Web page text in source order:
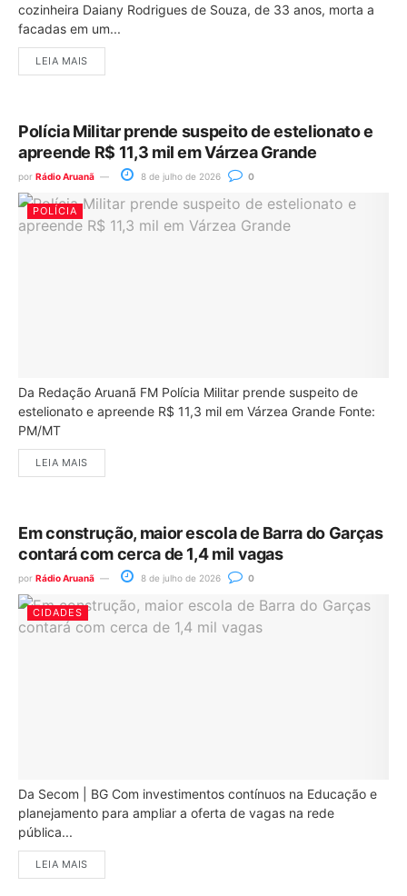
cozinheira Daiany Rodrigues de Souza, de 33 anos, morta a
facadas em um...
LEIA MAIS
Polícia Militar prende suspeito de estelionato e
apreende R$ 11,3 mil em Várzea Grande
por Rádio Aruanã 8 de julho de 2026 0
POLÍCIA
Da Redação Aruanã FM Polícia Militar prende suspeito de
estelionato e apreende R$ 11,3 mil em Várzea Grande Fonte:
PM/MT
LEIA MAIS
Em construção, maior escola de Barra do Garças
contará com cerca de 1,4 mil vagas
por Rádio Aruanã 8 de julho de 2026 0
CIDADES
Da Secom | BG Com investimentos contínuos na Educação e
planejamento para ampliar a oferta de vagas na rede
pública...
LEIA MAIS